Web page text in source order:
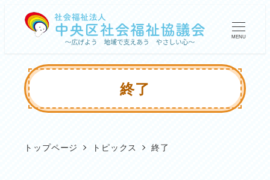
MENU
終了
トップページ トピックス 終了